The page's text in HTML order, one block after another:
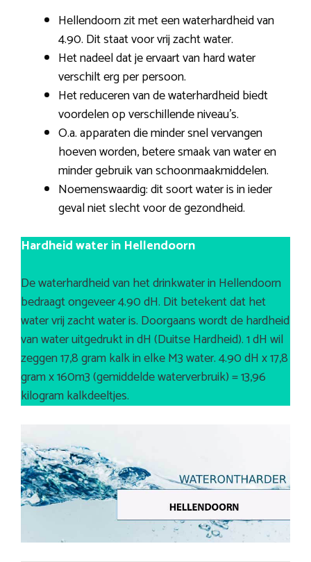
Hellendoorn zit met een waterhardheid van
4.90. Dit staat voor vrij zacht water.
Het nadeel dat je ervaart van hard water
verschilt erg per persoon.
Het reduceren van de waterhardheid biedt
voordelen op verschillende niveau’s.
O.a. apparaten die minder snel vervangen
hoeven worden, betere smaak van water en
minder gebruik van schoonmaakmiddelen.
Noemenswaardig: dit soort water is in ieder
geval niet slecht voor de gezondheid.
Hardheid water in Hellendoorn
De waterhardheid van het drinkwater in Hellendoorn
bedraagt ongeveer 4.90 dH. Dit betekent dat het
water vrij zacht water is. Doorgaans wordt de hardheid
van water uitgedrukt in dH (Duitse Hardheid). 1 dH wil
zeggen 17,8 gram kalk in elke M3 water. 4.90 dH x 17,8
gram x 160m3 (gemiddelde waterverbruik) = 13,96
kilogram kalkdeeltjes.